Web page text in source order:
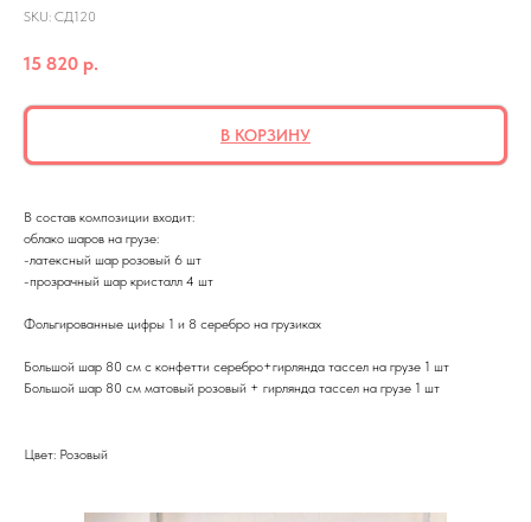
SKU: СД120
15 820 р.
В КОРЗИНУ
В состав композиции входит:
облако шаров на грузе:
-латексный шар розовый 6 шт
-прозрачный шар кристалл 4 шт
Фольгированные цифры 1 и 8 серебро на грузиках
Большой шар 80 см с конфетти серебро+гирлянда тассел на грузе 1 шт
Большой шар 80 см матовый розовый + гирлянда тассел на грузе 1 шт
Цвет: Розовый